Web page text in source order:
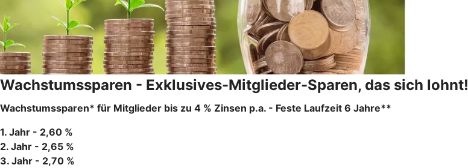
Wachstumssparen - Exklusives-Mitglieder-Sparen, das sich lohnt!
Wachstumssparen* für Mitglieder bis zu 4 % Zinsen p.a. - Feste Laufzeit 6 Jahre**
1. Jahr - 2,60 %
2. Jahr - 2,65 %
3. Jahr - 2,70 %